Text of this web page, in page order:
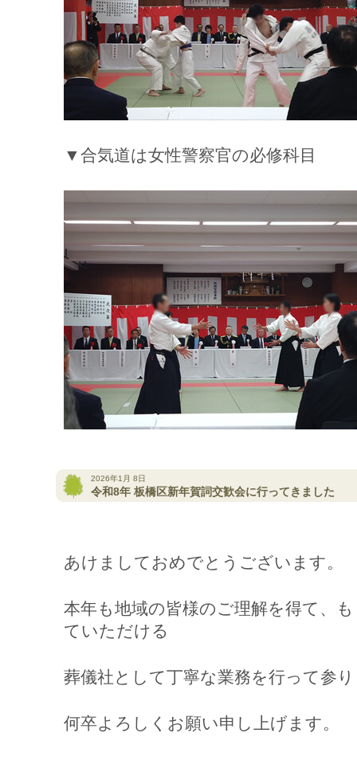
▼合気道は女性警察官の必修科目
2026年1月 8日
令和8年 板橋区新年賀詞交歓会に行ってきました
あけましておめでとうございます。
本年も地域の皆様のご理解を得て、
ていただける
葬儀社として丁寧な業務を行って参
何卒よろしくお願い申し上げます。